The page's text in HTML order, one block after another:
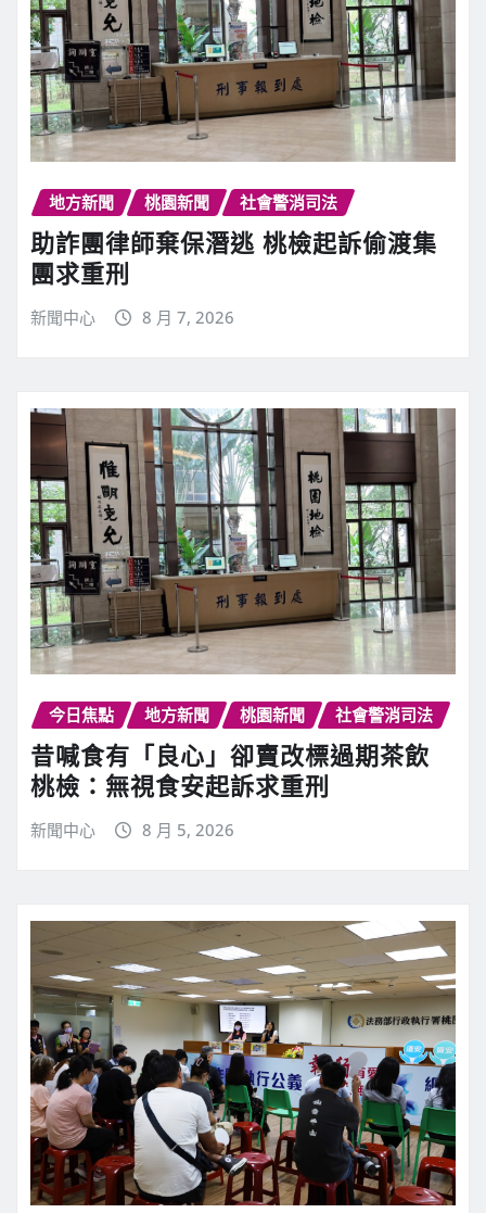
地方新聞 桃園新聞 社會警消司法
助詐團律師棄保潛逃 桃檢起訴偷渡集
團求重刑
新聞中心 8 月 7, 2026
今日焦點 地方新聞 桃園新聞 社會警消司法
昔喊食有「良心」卻賣改標過期茶飲
桃檢：無視食安起訴求重刑
新聞中心 8 月 5, 2026